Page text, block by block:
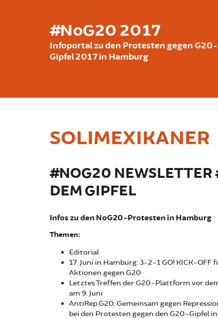
#NoG20 2017
Infoportal zu den Protesten gegen G20-
Gipfel 2017 in Hamburg
SOLIMEXIKANER
#NOG20 NEWSLETTER
DEM GIPFEL
Infos zu den NoG20-Protesten in Hamburg
Themen:
Editorial
17. Juni in Hamburg: 3-2-1 GO! KICK-OFF
Aktionen gegen G20
Letztes Treffen der G20-Plattform vor
am 9. Juni
AntiRep G20: Gemeinsam gegen
bei den Protesten gegen den G20-Gipfel in